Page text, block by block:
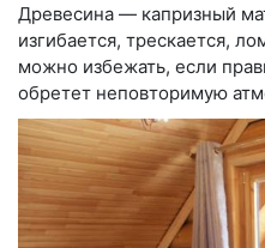
Древесина — капризный
изгибается, трескается,
можно избежать, если
обретет неповторимую